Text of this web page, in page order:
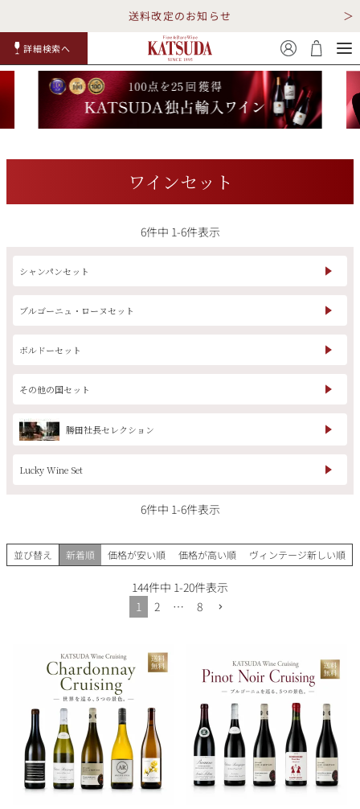
送料改定のお知らせ
詳細検索へ
白ワイ
ン ング ン
RP100
点
詳細検索する
キャンペーン
ショッピングガイド
銘柄から探す
DRC ルロワ
ラフィット ペトリュス
サロン ルイ・ロデレール
生産地から探す
アメリカ カリフォルニア
その他
イタリア ドイツ
スパークリング
ワインセット
価格帯から探す
10,000円〜39,999円
100,000円〜199,999円
200,000円〜499,999円
500,000円〜
お問い合わせ
ワインセット
6件中 1-6件表示
シャンパンセット
ブルゴーニュ・ローヌセット
ボルドーセット
その他の国セット
勝田社長セレクション
Lucky Wine Set
6件中 1-6件表示
並び替え 新着順 価格が安い順 価格が高い順 ヴィンテージ新しい順
144件中 1-20件表示
1
2 … 8